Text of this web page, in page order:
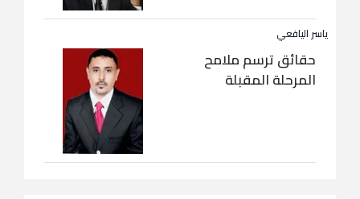
ياسر اليافعي
حقائق ترسم ملامح
المرحلة المقبلة